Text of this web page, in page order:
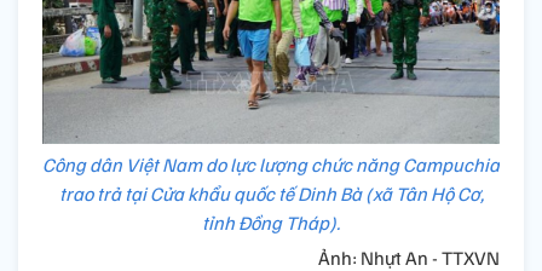
Công dân Việt Nam do lực lượng chức năng Campuchia
trao trả tại Cửa khẩu quốc tế Dinh Bà (xã Tân Hộ Cơ,
tỉnh Đồng Tháp).
Ảnh: Nhựt An - TTXVN